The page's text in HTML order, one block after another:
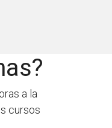
a la
cursos